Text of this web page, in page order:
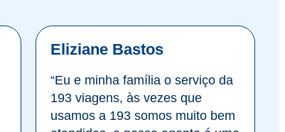
Eliziane Bastos
“Eu e minha família o serviço da
193 viagens, às vezes que
usamos a 193 somos muito bem